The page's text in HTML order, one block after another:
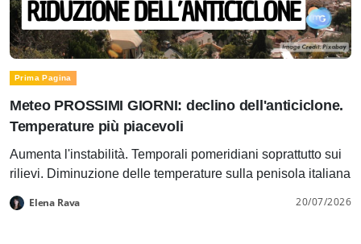
Prima Pagina
Meteo PROSSIMI GIORNI: declino dell'anticiclone.
Temperature più piacevoli
Aumenta l'instabilità. Temporali pomeridiani soprattutto sui
rilievi. Diminuzione delle temperature sulla penisola italiana
Elena Rava 20/07/2026